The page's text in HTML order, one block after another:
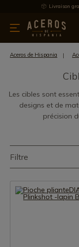
Livraison
de cuisine Offre
Aceros de Hispania
Les cibles sont
designs et de
précision
Filtre